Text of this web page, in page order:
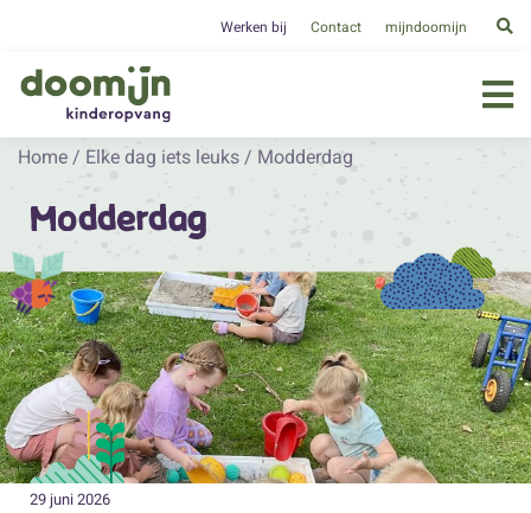
Werken bij Contact mijndoomijn
Home / Elke dag iets leuks / Modderdag
Modderdag
29 juni 2026